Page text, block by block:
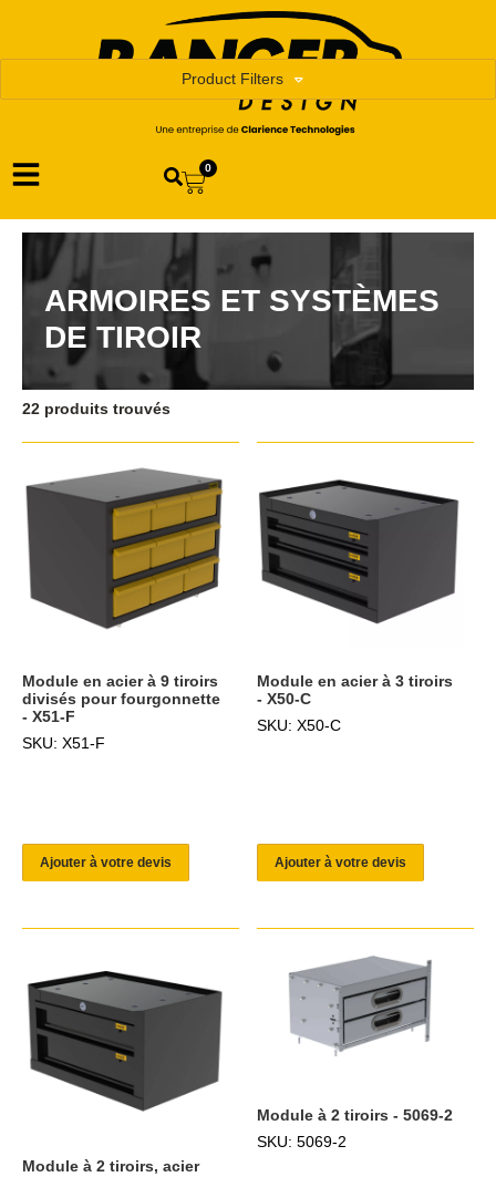
0
ARMOIRES ET SYSTÈMES
DE TIROIR
Product Filters
22 produits trouvés
Module en acier à 9 tiroirs
divisés pour fourgonnette
- X51-F
SKU: X51-F
Ajouter à votre devis
Module en acier à 3 tiroirs
- X50-C
SKU: X50-C
Ajouter à votre devis
Module à 2 tiroirs, acier
Module à 2 tiroirs - 5069-2
SKU: 5069-2